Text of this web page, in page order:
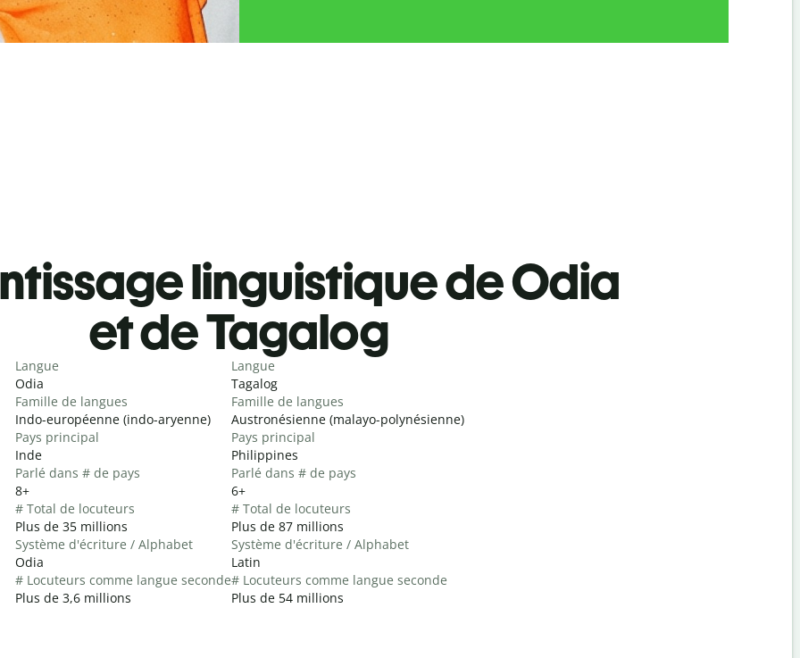
linguistique de Odia
et de Tagalog
Langue
Odia
Famille de langues
Indo-européenne (indo-aryenne)
Pays principal
Inde
Parlé dans # de pays
8+
# Total de locuteurs
Plus de 35 millions
Système d'écriture / Alphabet
Odia
# Locuteurs comme langue seconde
Plus de 3,6 millions
Langue
Tagalog
Famille de langues
Austronésienne (malayo-polynésienne)
Pays principal
Philippines
Parlé dans # de pays
6+
# Total de locuteurs
Plus de 87 millions
Système d'écriture / Alphabet
Latin
# Locuteurs comme langue seconde
Plus de 54 millions